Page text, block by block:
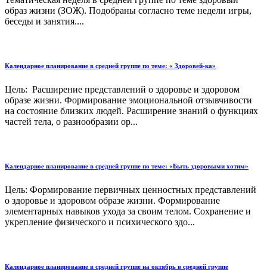
образ жизни (ЗОЖ). Подобраны согласно теме недели игры,
беседы и занятия....
Календарное планирование в средней группе по теме: « Здоровей-ка»
Цель: Расширение представлений о здоровье и здоровом
образе жизни. Формирование эмоциональной отзывчивости
на состояние близких людей. Расширение знаний о функциях
частей тела, о разнообразии ор...
Календарное планирование в средней группе по теме: «Быть здоровыми хотим»
Цель: Формирование первичных ценностных представлений
о здоровье и здоровом образе жизни. Формирование
элементарных навыков ухода за своим телом. Сохранение и
укрепление физического и психического здо...
Календарное планирование в средней группе на октябрь в средней группе